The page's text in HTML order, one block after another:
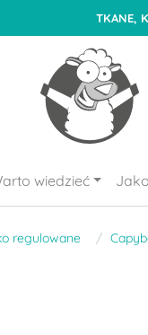
TKANE,
wiedzieć
regulowane